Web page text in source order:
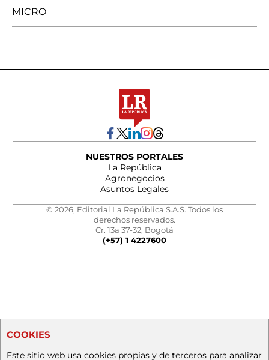
MICRO
NUESTROS PORTALES
La República
Agronegocios
Asuntos Legales
© 2026, Editorial La República S.A.S. Todos los
derechos reservados.
Cr. 13a 37-32, Bogotá
(+57) 1 4227600
COOKIES
Este sitio web usa cookies propias y de terceros para analizar